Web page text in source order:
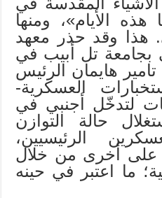
الأيام»، ومنها
هذا وقد حذر معهد
بجامعة تل أبيب في
تامير هايمان الرئيس
العسكرية-
لتدخّل أجنبي في
حالة التوازن
الرئيسيين،
على أخرى من خلال
ما اعتبر في حينه